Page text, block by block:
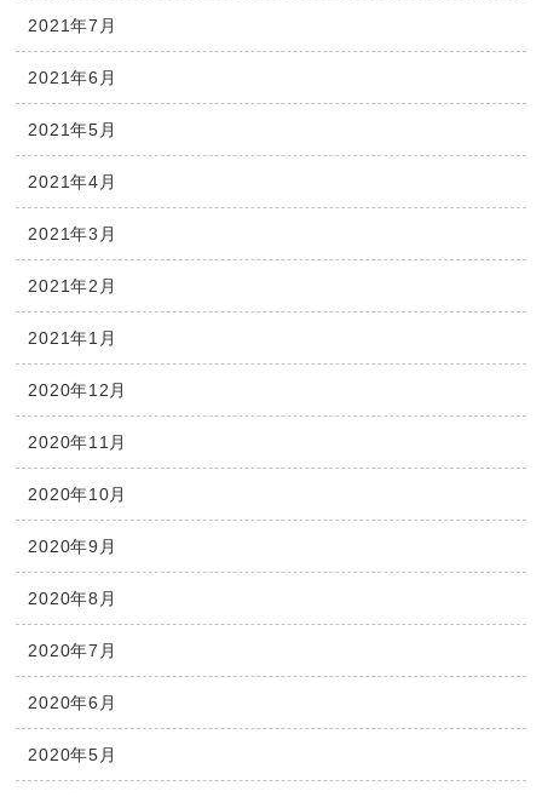
2021年7月
2021年6月
2021年5月
2021年4月
2021年3月
2021年2月
2021年1月
2020年12月
2020年11月
2020年10月
2020年9月
2020年8月
2020年7月
2020年6月
2020年5月